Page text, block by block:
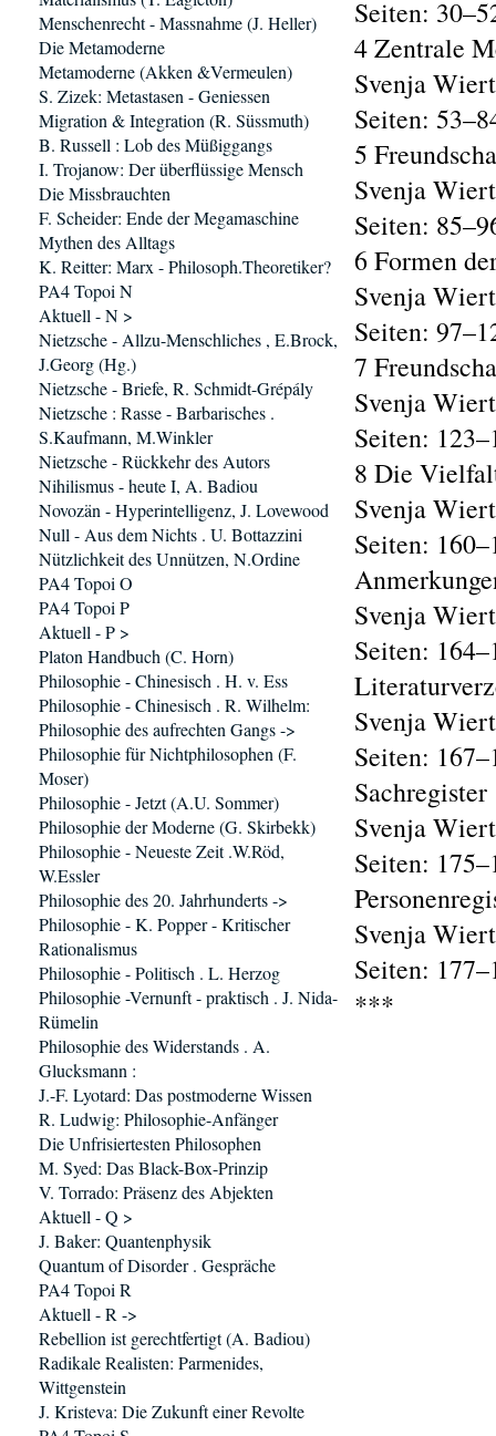
Seiten:
4 Zentrale
Svenja
Seiten:
5
Svenja
Seiten:
6 Formen
Svenja
Seiten:
7
Svenja
Seiten:
8 Die
Svenja
Seiten:
Svenja
Seiten:
Svenja
Seiten:
Sachregister
Svenja
Seiten:
Svenja
Seiten:
***
Menschenrecht - Massnahme (J. Heller)
Die Metamoderne
Metamoderne (Akken &Vermeulen)
S. Zizek: Metastasen - Geniessen
Migration & Integration (R. Süssmuth)
B. Russell : Lob des Müßiggangs
I. Trojanow: Der überflüssige Mensch
Die Missbrauchten
F. Scheider: Ende der Megamaschine
Mythen des Alltags
K. Reitter: Marx - Philosoph.Theoretiker?
PA4 Topoi N
Aktuell - N >
Nietzsche - Allzu-Menschliches , E.Brock,
J.Georg (Hg.)
Nietzsche - Briefe, R. Schmidt-Grépály
Nietzsche : Rasse - Barbarisches .
S.Kaufmann, M.Winkler
Nietzsche - Rückkehr des Autors
Nihilismus - heute I, A. Badiou
Novozän - Hyperintelligenz, J. Lovewood
Null - Aus dem Nichts . U. Bottazzini
Nützlichkeit des Unnützen, N.Ordine
PA4 Topoi O
PA4 Topoi P
Aktuell - P >
Platon Handbuch (C. Horn)
Philosophie - Chinesisch . H. v. Ess
Philosophie - Chinesisch . R. Wilhelm:
Philosophie des aufrechten Gangs ->
Philosophie für Nichtphilosophen (F.
Moser)
Philosophie - Jetzt (A.U. Sommer)
Philosophie der Moderne (G. Skirbekk)
Philosophie - Neueste Zeit .W.Röd,
W.Essler
Philosophie des 20. Jahrhunderts ->
Philosophie - K. Popper - Kritischer
Rationalismus
Philosophie - Politisch . L. Herzog
Philosophie -Vernunft - praktisch . J. Nida-
Rümelin
Philosophie des Widerstands . A.
Glucksmann :
J.-F. Lyotard: Das postmoderne Wissen
R. Ludwig: Philosophie-Anfänger
Die Unfrisiertesten Philosophen
M. Syed: Das Black-Box-Prinzip
V. Torrado: Präsenz des Abjekten
Aktuell - Q >
J. Baker: Quantenphysik
Quantum of Disorder . Gespräche
PA4 Topoi R
Aktuell - R ->
Rebellion ist gerechtfertigt (A. Badiou)
Radikale Realisten: Parmenides,
Wittgenstein
J. Kristeva: Die Zukunft einer Revolte